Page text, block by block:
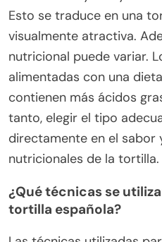
Esto se traduce en una
visualmente atractiva.
nutricional puede variar.
alimentadas con una
contienen más ácidos
tanto, elegir el tipo
directamente en el sabor
nutricionales de la tortilla.
¿Qué técnicas se
tortilla española?